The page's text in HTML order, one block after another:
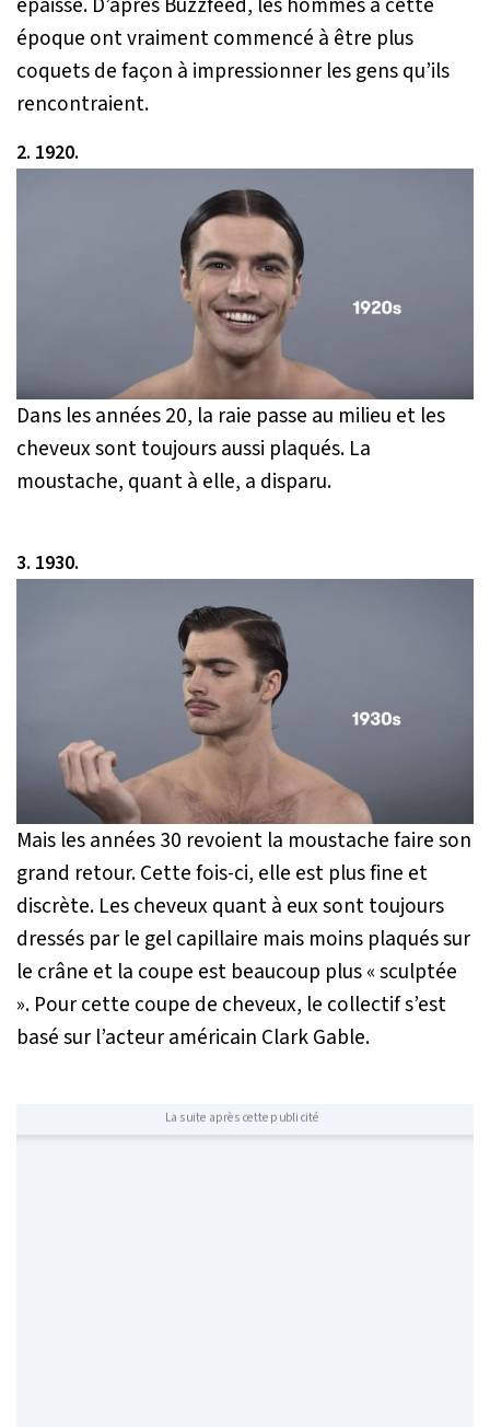
époque ont vraiment commencé à être plus
coquets de façon à impressionner les gens qu’ils
rencontraient.
2. 1920.
Dans les années 20, la raie passe au milieu et les
cheveux sont toujours aussi plaqués. La
moustache, quant à elle, a disparu.
3. 1930.
Mais les années 30 revoient la moustache faire son
grand retour. Cette fois-ci, elle est plus fine et
discrète. Les cheveux quant à eux sont toujours
dressés par le gel capillaire mais moins plaqués sur
le crâne et la coupe est beaucoup plus « sculptée
». Pour cette coupe de cheveux, le collectif s’est
basé sur l’acteur américain Clark Gable.
La suite après cette publicité